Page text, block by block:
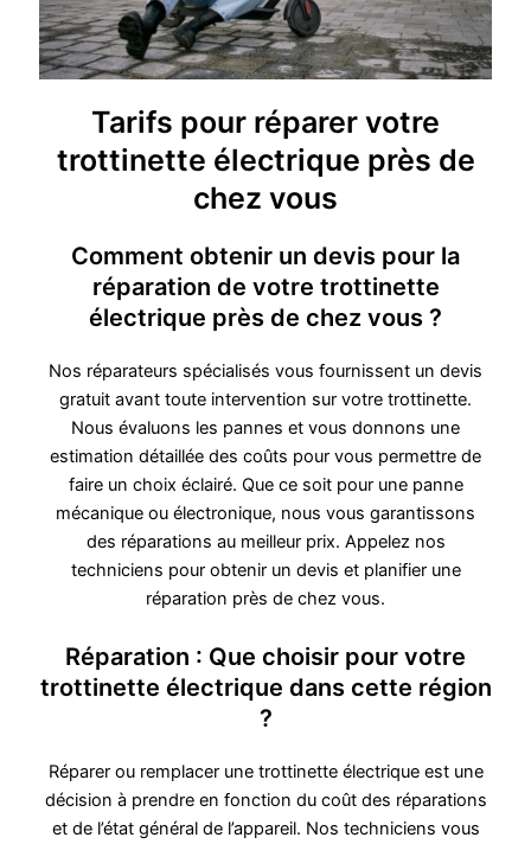
Tarifs pour réparer votre
trottinette électrique près de
chez vous
Comment obtenir un devis pour la
réparation de votre trottinette
électrique près de chez vous ?
Nos réparateurs spécialisés vous fournissent un devis
gratuit avant toute intervention sur votre trottinette.
Nous évaluons les pannes et vous donnons une
estimation détaillée des coûts pour vous permettre de
faire un choix éclairé. Que ce soit pour une panne
mécanique ou électronique, nous vous garantissons
des réparations au meilleur prix. Appelez nos
techniciens pour obtenir un devis et planifier une
réparation près de chez vous.
Réparation : Que choisir pour votre
trottinette électrique dans cette région
?
Réparer ou remplacer une trottinette électrique est une
décision à prendre en fonction du coût des réparations
et de l’état général de l’appareil. Nos techniciens vous